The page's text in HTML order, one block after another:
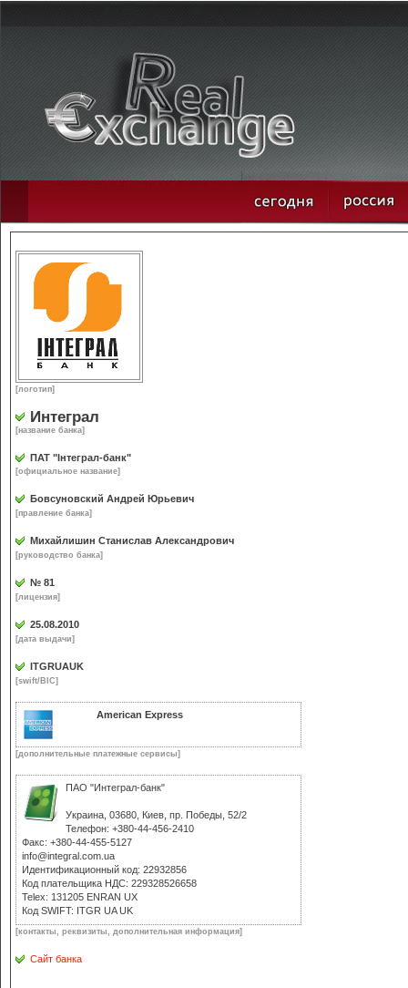
[логотип]
Интеграл
[название банка]
ПАТ "Інтеграл-банк"
[официальное название]
Бовсуновский Андрей Юрьевич
[правление банка]
Михайлишин Станислав Александрович
[руководство банка]
№ 81
[лицензия]
25.08.2010
[дата выдачи]
ITGRUAUK
[swift/BIC]
American Express
[дополнительные платежные сервисы]
ПАО "Интеграл-банк"
Украина, 03680, Киев, пр. Победы, 52/2
Телефон: +380-44-456-2410
Факс: +380-44-455-5127
info@integral.com.ua
Идентификационный код: 22932856
Код плательщика НДС: 229328526658
Теlex: 131205 ENRAN UX
Код SWIFT: ITGR UA UK
[контакты, реквизиты, дополнительная информация]
Сайт банка